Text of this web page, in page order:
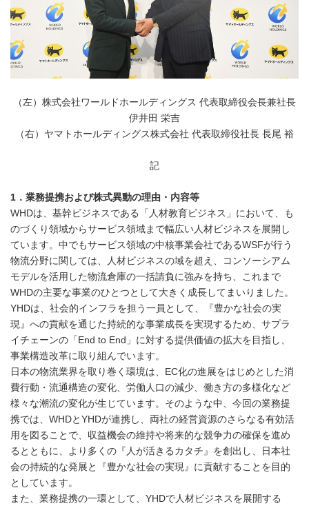
（左）株式会社ワールドホールディングス 代表取締役会長兼社長
伊井田 栄吉
（右）ヤマトホールディングス株式会社 代表取締役社長 長尾 裕
記
1．業務提携および株式異動の理由・内容等
WHDは、基幹ビジネスである「人材教育ビジネス」において、も
のづくり領域からサービス領域まで幅広い人材ビジネスを展開し
ています。中でもサービス領域の中核事業会社であるWSFが行う
物流分野に関しては、人材ビジネスの域を超え、コンソーシアム
モデルを活用した物流倉庫の一括請負に強みを持ち、これまで
WHDの主要な事業のひとつとして大きく成長してまいりました。
YHDは、社会的インフラを担う一員として、『豊かな社会の実
現』への貢献を通じた持続的な事業成長を実現するため、サプラ
イチェーンの「End to End」に対する提供価値の拡大を目指し、
事業構造改革に取り組んでいます。
日本の物流業界を取り巻く環境は、EC化の進展をはじめとした消
費行動・流通構造の変化、労働人口の減少、働き方の多様化など
様々な潮流の変化が生じています。そのような中、今回の業務提
携では、WHDとYHDが連携し、両社の経営資源のさらなる有効活
用を図ることで、収益機会の維持や将来的な競争力の確保を進め
るとともに、より多くの『人が活きるカタチ』を創出し、日本社
会の持続的な発展と『豊かな社会の実現』に貢献することを目的
としています。
また、業務提携の一環として、YHDで人材ビジネスを展開する